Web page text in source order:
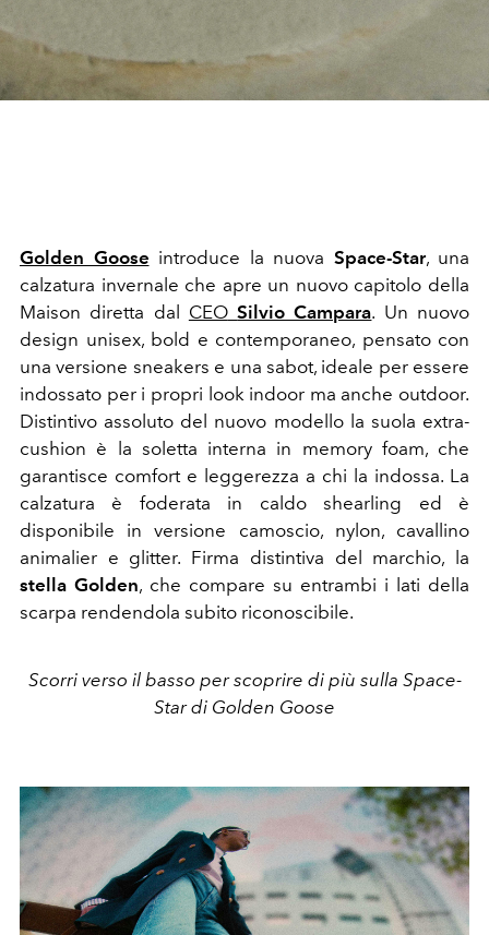
Golden Goose introduce la nuova Space-Star, una
calzatura invernale che apre un nuovo capitolo della
Maison diretta dal CEO Silvio Campara. Un nuovo
design unisex, bold e contemporaneo, pensato con
una versione sneakers e una sabot, ideale per essere
indossato per i propri look indoor ma anche outdoor.
Distintivo assoluto del nuovo modello la suola extra-
cushion è la soletta interna in memory foam, che
garantisce comfort e leggerezza a chi la indossa. La
calzatura è foderata in caldo shearling ed è
disponibile in versione camoscio, nylon, cavallino
animalier e glitter. Firma distintiva del marchio, la
stella Golden, che compare su entrambi i lati della
scarpa rendendola subito riconoscibile.
Scorri verso il basso per scoprire di più sulla Space-
Star di Golden Goose